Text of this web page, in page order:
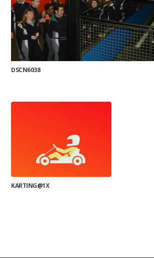
DSCN6038
KARTING@1X